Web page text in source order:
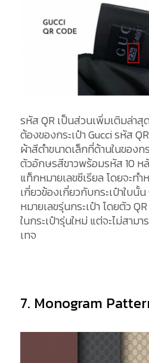
รหัส QR เป็นส่วนเพิ่มเติมล่าสุ
ต้องของกระเป๋า Gucci รหัส
ผ้าสีดำขนาดเล็กที่ด้านในของ
ตัวอักษรสีขาวพร้อมรหัส 10 ห
แท็กหมายเลขซีเรียล โดยจะท
เกี่ยวข้องเกี่ยวกับกระเป๋าใบนั้
หมายเลขรุ่นกระเป๋า โดยตัว
ในกระเป๋ารุ่นใหม่ แต่จะไม่สาม
เทจ
7. Monogram